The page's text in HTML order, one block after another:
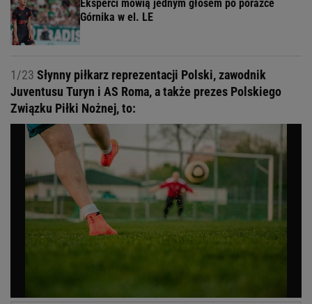
Eksperci mówią jednym głosem po porażce
Górnika w el. LE
1/23 Słynny piłkarz reprezentacji Polski, zawodnik
Juventusu Turyn i AS Roma, a także prezes Polskiego
Związku Piłki Nożnej, to: